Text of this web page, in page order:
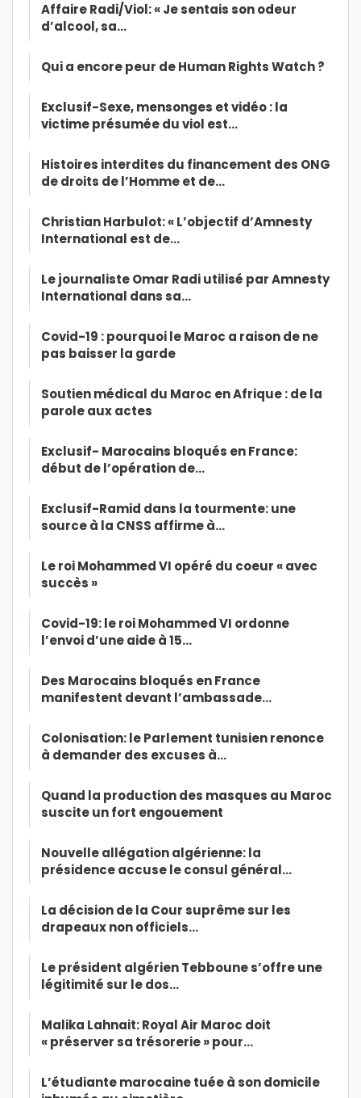
Affaire Radi/Viol: « Je sentais son odeur
d’alcool, sa…
Qui a encore peur de Human Rights Watch ?
Exclusif-Sexe, mensonges et vidéo : la
victime présumée du viol est…
Histoires interdites du financement des ONG
de droits de l’Homme et de…
Christian Harbulot: « L’objectif d’Amnesty
International est de…
Le journaliste Omar Radi utilisé par Amnesty
International dans sa…
Covid-19 : pourquoi le Maroc a raison de ne
pas baisser la garde
Soutien médical du Maroc en Afrique : de la
parole aux actes
Exclusif- Marocains bloqués en France:
début de l’opération de…
Exclusif-Ramid dans la tourmente: une
source à la CNSS affirme à…
Le roi Mohammed VI opéré du coeur « avec
succès »
Covid-19: le roi Mohammed VI ordonne
l’envoi d’une aide à 15…
Des Marocains bloqués en France
manifestent devant l’ambassade…
Colonisation: le Parlement tunisien renonce
à demander des excuses à…
Quand la production des masques au Maroc
suscite un fort engouement
Nouvelle allégation algérienne: la
présidence accuse le consul général…
La décision de la Cour suprême sur les
drapeaux non officiels…
Le président algérien Tebboune s’offre une
légitimité sur le dos…
Malika Lahnait: Royal Air Maroc doit
« préserver sa trésorerie » pour…
L’étudiante marocaine tuée à son domicile